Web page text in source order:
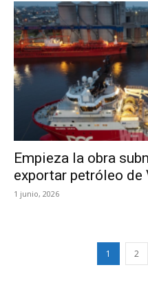
Empieza la obra
exportar petróleo de
1 junio, 2026
1 2